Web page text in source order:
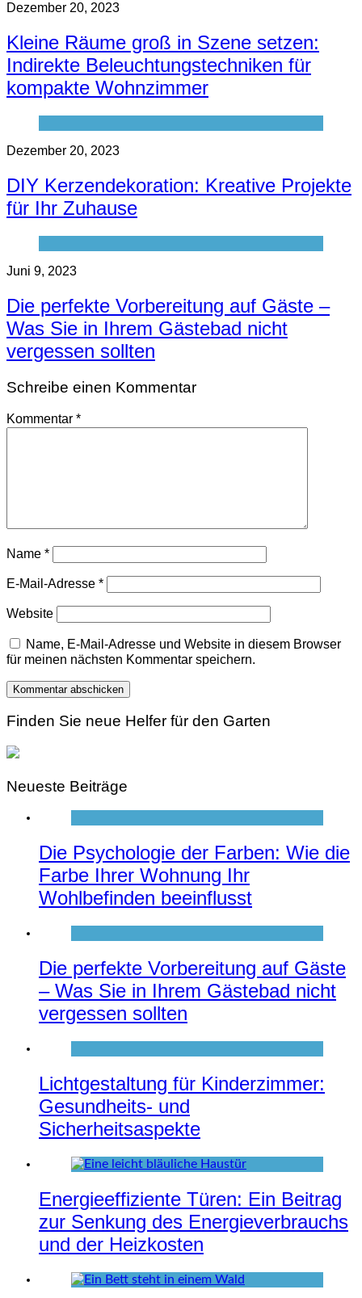
Dezember 20, 2023
Kleine Räume groß in Szene setzen:
Indirekte Beleuchtungstechniken für
kompakte Wohnzimmer
Dezember 20, 2023
DIY Kerzendekoration: Kreative Projekte
für Ihr Zuhause
Juni 9, 2023
Die perfekte Vorbereitung auf Gäste –
Was Sie in Ihrem Gästebad nicht
vergessen sollten
Schreibe einen Kommentar
Kommentar *
Name *
E-Mail-Adresse *
Website
Name, E-Mail-Adresse und Website in diesem Browser
für meinen nächsten Kommentar speichern.
Finden Sie neue Helfer für den Garten
Neueste Beiträge
Die Psychologie der Farben: Wie die
Farbe Ihrer Wohnung Ihr
Wohlbefinden beeinflusst
Die perfekte Vorbereitung auf Gäste
– Was Sie in Ihrem Gästebad nicht
vergessen sollten
Lichtgestaltung für Kinderzimmer:
Gesundheits- und
Sicherheitsaspekte
Energieeffiziente Türen: Ein Beitrag
zur Senkung des Energieverbrauchs
und der Heizkosten